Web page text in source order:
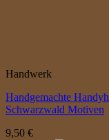
Handwerk
Handgemachte
Schwarzwald Motiven
9,50 €